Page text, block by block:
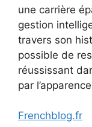
une carrière
gestion
travers son
possible de
réussissant
par
Frenchblog.fr